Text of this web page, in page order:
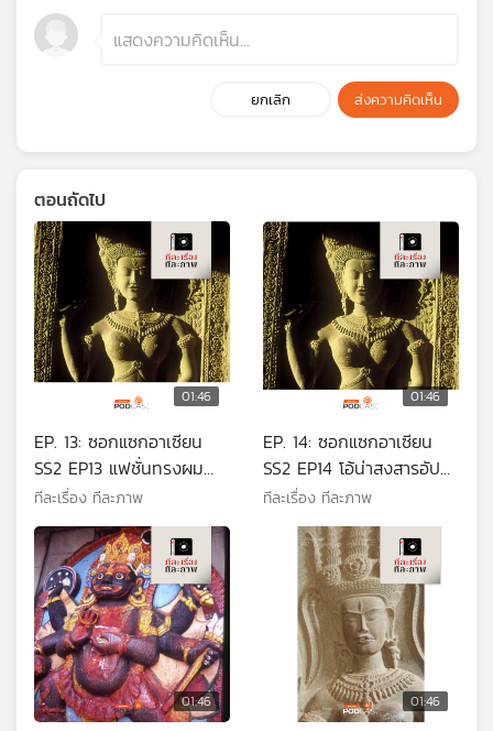
ยกเลิก ส่งความคิดเห็น
ตอนถัดไป
01:46
EP. 13: ซอกแซกอาเซียน
SS2 EP13 แฟชั่นทรงผม
อัปสรนครวัด
ทีละเรื่อง ทีละภาพ
01:46
EP. 14: ซอกแซกอาเซียน
SS2 EP14 โอ้น่าสงสารอัปส
รา
ทีละเรื่อง ทีละภาพ
01:46 01:46